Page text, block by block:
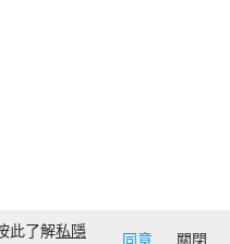
此了解私隱
同意 關閉